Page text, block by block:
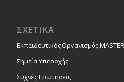
ΣΧΕΤΙΚΑ
Εκπαιδευτικός Οργανισμός MASTER
Σημεία Υπεροχής
Συχνές Ερωτήσεις